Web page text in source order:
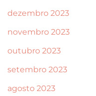
dezembro 2023
novembro 2023
outubro 2023
setembro 2023
agosto 2023